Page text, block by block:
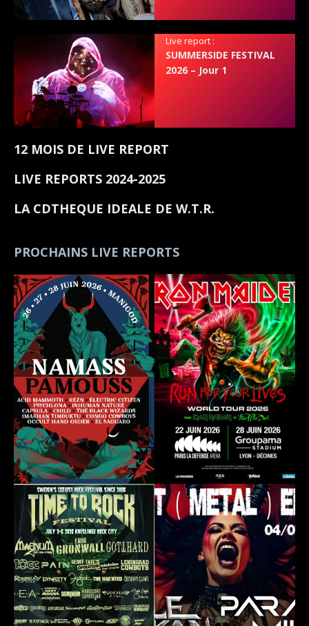
Live report :
SUMMERSIDE FESTIVAL
2026 – Jour 1
12 MOIS DE LIVE REPORT
LIVE REPORTS 2024-2025
LA CDTHEQUE IDEALE DE W.T.R.
PROCHAINS LIVE REPORTS